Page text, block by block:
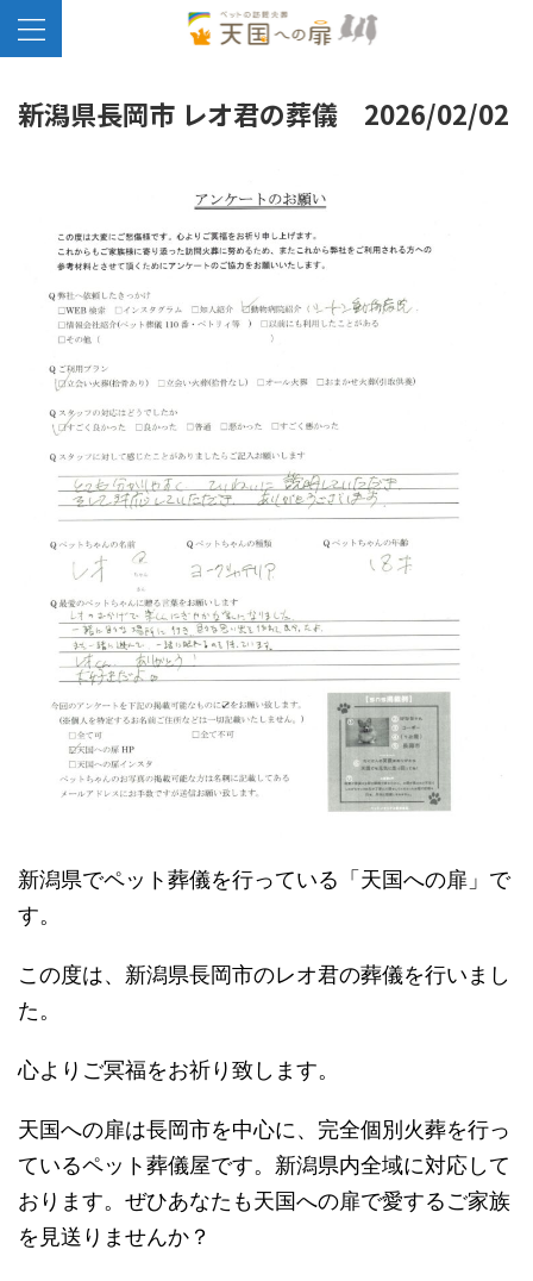
新潟県長岡市 レオ君の葬儀 2026/02/02
新潟県でペット葬儀を行っている「天国への扉」で
す。
この度は、新潟県長岡市のレオ君の葬儀を行いまし
た。
心よりご冥福をお祈り致します。
天国への扉は長岡市を中心に、完全個別火葬を行っ
ているペット葬儀屋です。新潟県内全域に対応して
おります。ぜひあなたも天国への扉で愛するご家族
を見送りませんか？